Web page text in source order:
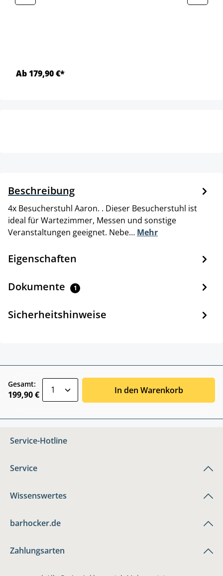
Ab 179,90 €*
Beschreibung
4x Besucherstuhl Aaron. . Dieser Besucherstuhl ist
ideal für Wartezimmer, Messen und sonstige
Veranstaltungen geeignet. Nebe… Mehr
Eigenschaften
Dokumente 1
Sicherheitshinweise
Gesamt:
199,90 € In den Warenkorb
Service-Hotline
Service
Wissenswertes
barhocker.de
Zahlungsarten